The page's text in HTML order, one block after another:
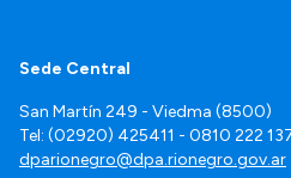
Sede Central
San Martín 249 - Viedma (8500)
Tel: (02920) 425411 - 0810 222
dparionegro@dpa.rionegro.gov.ar